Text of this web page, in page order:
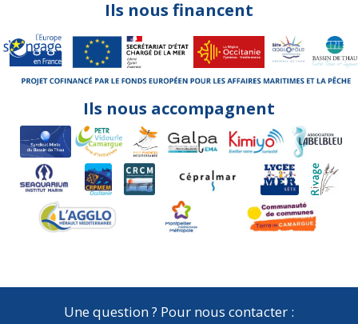
Ils nous financent
Ils nous accompagnent
Une question ? Pour nous contacter :